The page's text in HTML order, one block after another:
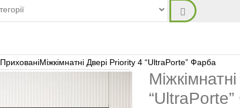
ПрихованіМіжкімнатні Двері Priority 4 “UltraPorte” Фарба